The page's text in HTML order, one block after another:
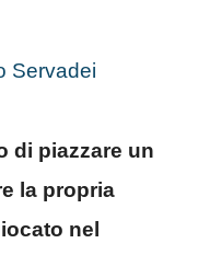
Servadei
di piazzare un
la propria
nel